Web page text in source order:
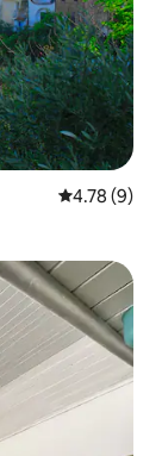
औसत रेटिंग 5
4.78 (9)